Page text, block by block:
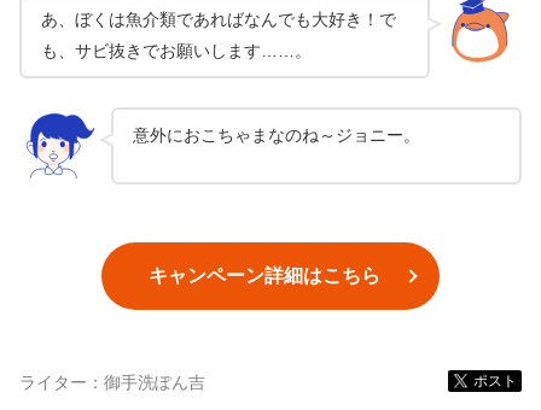
あ、ぼくは魚介類であればなんでも大好き！で
も、サビ抜きでお願いします……。
意外におこちゃまなのね～ジョニー。
キャンペーン詳細はこちら
ライター： 御手洗ぽん吉 ポスト